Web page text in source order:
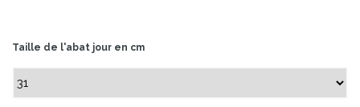
Taille de l'abat jour en cm